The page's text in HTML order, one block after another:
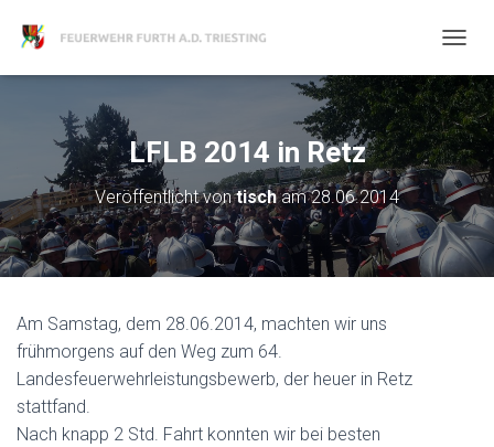
A
V
I
G
A
T
I
O
N
U
LFLB 2014 in Retz
Veröffentlicht vontischam28.06.2014
Am Samstag, dem 28.06.2014, machten wir uns
frühmorgens auf den Weg zum 64.
Landesfeuerwehrleistungsbewerb, der heuer in Retz
stattfand.
Nach knapp 2 Std. Fahrt konnten wir bei besten